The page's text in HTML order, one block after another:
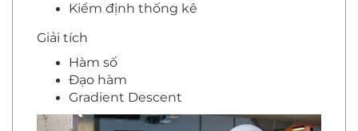
Kiểm định thống kê
Giải tích
Hàm số
Đạo hàm
Gradient Descent